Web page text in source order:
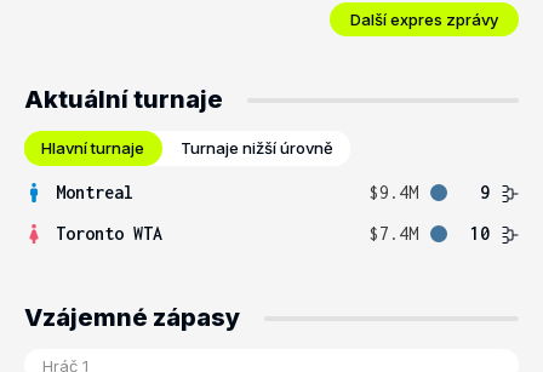
Další expres zprávy
Aktuální turnaje
Hlavní turnaje Turnaje nižší úrovně
Montreal $9.4M
9
Toronto WTA
$7.4M 10
Vzájemné zápasy